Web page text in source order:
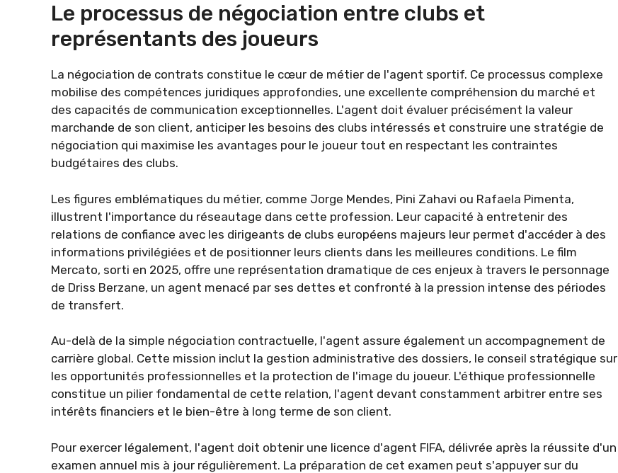
Le processus de négociation entre clubs et
représentants des joueurs
La négociation de contrats constitue le cœur de métier de l'agent sportif. Ce processus complexe
mobilise des compétences juridiques approfondies, une excellente compréhension du marché et
des capacités de communication exceptionnelles. L'agent doit évaluer précisément la valeur
marchande de son client, anticiper les besoins des clubs intéressés et construire une stratégie de
négociation qui maximise les avantages pour le joueur tout en respectant les contraintes
budgétaires des clubs.
Les figures emblématiques du métier, comme Jorge Mendes, Pini Zahavi ou Rafaela Pimenta,
illustrent l'importance du réseautage dans cette profession. Leur capacité à entretenir des
relations de confiance avec les dirigeants de clubs européens majeurs leur permet d'accéder à des
informations privilégiées et de positionner leurs clients dans les meilleures conditions. Le film
Mercato, sorti en 2025, offre une représentation dramatique de ces enjeux à travers le personnage
de Driss Berzane, un agent menacé par ses dettes et confronté à la pression intense des périodes
de transfert.
Au-delà de la simple négociation contractuelle, l'agent assure également un accompagnement de
carrière global. Cette mission inclut la gestion administrative des dossiers, le conseil stratégique sur
les opportunités professionnelles et la protection de l'image du joueur. L'éthique professionnelle
constitue un pilier fondamental de cette relation, l'agent devant constamment arbitrer entre ses
intérêts financiers et le bien-être à long terme de son client.
Pour exercer légalement, l'agent doit obtenir une licence d'agent FIFA, délivrée après la réussite d'un
examen annuel mis à jour régulièrement. La préparation de cet examen peut s'appuyer sur du